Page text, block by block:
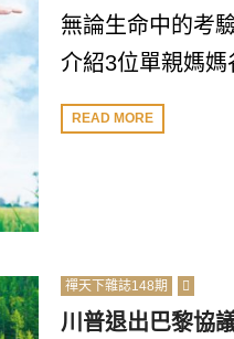
無論生命中的考
介紹3位單親媽媽
READ MORE
禪天下雜誌148期
川普退出巴黎協